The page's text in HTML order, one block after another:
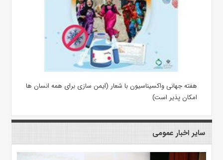
هفته جهانی واکسیناسیون با شعار (ایمن سازی برای همه انسان ها
امکان پذیر است)
سایر اخبار عمومی